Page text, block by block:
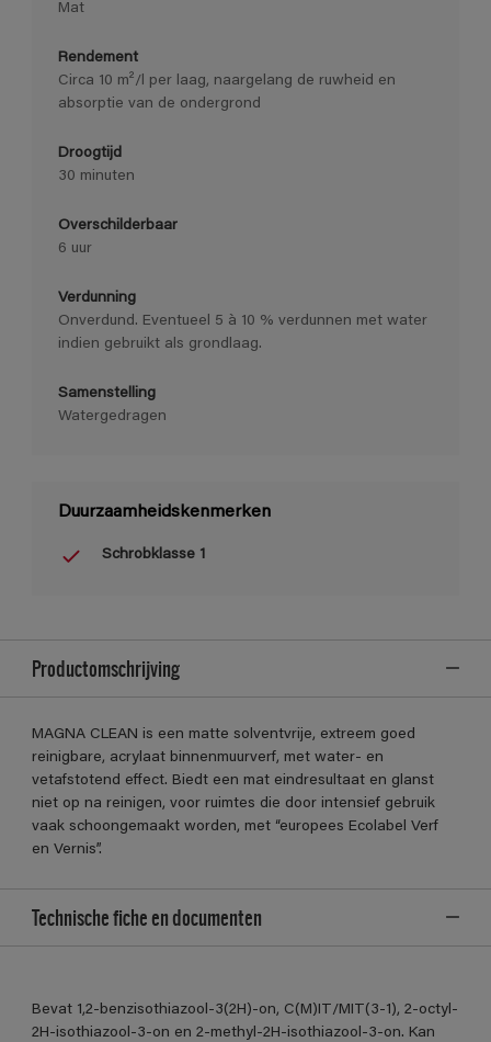
Mat
Rendement
Circa 10 m²/l per laag, naargelang de ruwheid en
absorptie van de ondergrond
Droogtijd
30 minuten
Overschilderbaar
6 uur
Verdunning
Onverdund. Eventueel 5 à 10 % verdunnen met water
indien gebruikt als grondlaag.
Samenstelling
Watergedragen
Duurzaamheidskenmerken
Schrobklasse 1
Productomschrijving
MAGNA CLEAN is een matte solventvrije, extreem goed
reinigbare, acrylaat binnenmuurverf, met water- en
vetafstotend effect. Biedt een mat eindresultaat en glanst
niet op na reinigen, voor ruimtes die door intensief gebruik
vaak schoongemaakt worden, met “europees Ecolabel Verf
en Vernis”.
Technische fiche en documenten
Bevat 1,2-benzisothiazool-3(2H)-on, C(M)IT/MIT(3-1), 2-octyl-
2H-isothiazool-3-on en 2-methyl-2H-isothiazool-3-on. Kan